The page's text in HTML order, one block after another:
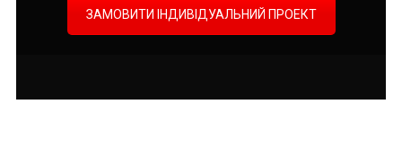
ЗАМОВИТИ ІНДИВІДУАЛЬНИЙ ПРОЕКТ